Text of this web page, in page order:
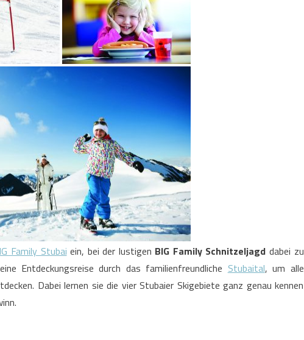
Family Stubai ein, bei der lustigen BIG Family Schnitzeljagd dabei zu
Entdeckungsreise durch das familienfreundliche Stubaital, um alle
Dabei lernen sie die vier Stubaier Skigebiete ganz genau kennen